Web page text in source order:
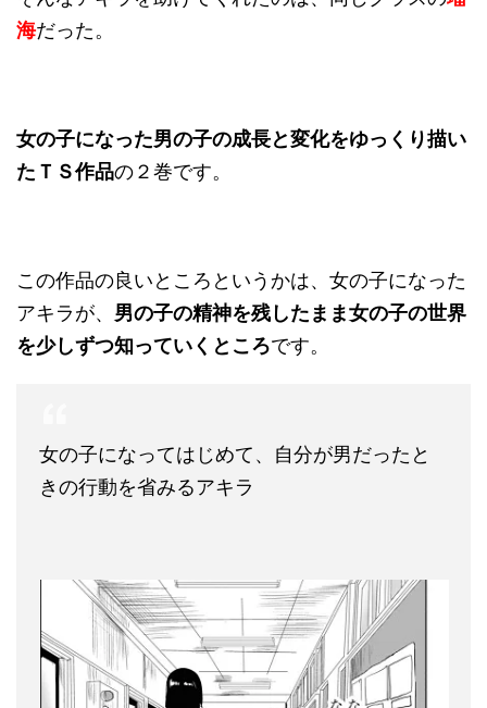
海だった。
女の子になった男の子の成長と変化をゆっくり描い
たＴＳ作品の２巻です。
この作品の良いところというかは、女の子になった
アキラが、 男の子の精神を残したまま女の子の世界
を少しずつ知っていくところです。
女の子になってはじめて、自分が男だったと
きの行動を省みるアキラ